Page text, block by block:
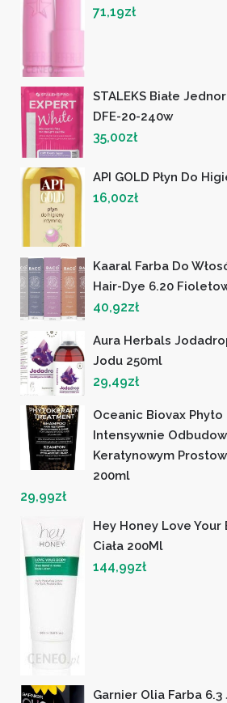
71,19zł
STALEKS Białe
DFE-20-240w
35,00zł
API GOLD Płyn Do
16,00zł
Kaaral Farba Do
Hair-Dye 6.20
40,92zł
Aura Herbals
Jodu 250ml
29,49zł
Oceanic Biovax Phyto
Intensywnie
Keratynowym
200ml
29,99zł
Hey Honey Love Your
Ciała 200Ml
144,99zł
Garnier Olia Farba 6.3